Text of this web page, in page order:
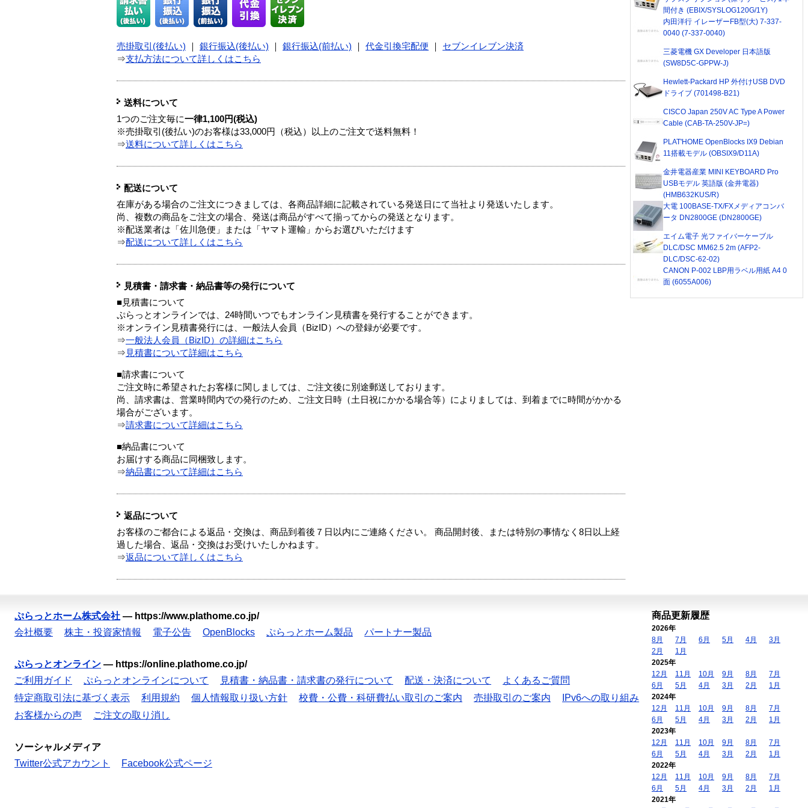
売掛取引(後払い) 銀行振込(後払い) 銀行振込(前払い) 代金引換宅配便
セブンイレブン決済
⇒支払方法について詳しくはこちら
送料について
1つのご注文毎に一律1,100円(税込)
※売掛取引(後払い)のお客様は33,000円（税込）以上のご注文で送料無料！
⇒送料について詳しくはこちら
配送について
在庫がある場合のご注文につきましては、各商品詳細に記載されている発送日にて当社より発送いたします。
尚、複数の商品をご注文の場合、発送は商品がすべて揃ってからの発送となります。
※配送業者は「佐川急便」または「ヤマト運輸」からお選びいただけます
⇒配送について詳しくはこちら
見積書・請求書・納品書等の発行について
■見積書について
ぷらっとオンラインでは、24時間いつでもオンライン見積書を発行することができます。
※オンライン見積書発行には、一般法人会員（BizID）への登録が必要です。
⇒一般法人会員（BizID）の詳細はこちら
⇒ 見積書について詳細はこちら
■請求書について
ご注文時に希望されたお客様に関しましては、ご注文後に別途郵送しております。
尚、請求書は、営業時間内での発行のため、ご注文日時（土日祝にかかる場合等）によりましては、到着までに時間がかかる
場合がございます。
⇒請求書について詳細はこちら
■納品書について
お届けする商品に同梱致します。
⇒納品書について詳細はこちら
返品について
お客様のご都合による返品・交換は、商品到着後７日以内にご連絡ください。 商品開封後、または特別の事情なく8日以上経
過した場合、返品・交換はお受けいたしかねます。
⇒返品について詳しくはこちら
間付き (EBIX/SYSLOG120G/1Y)
内田洋行 イレーザーFB型(大) 7-337-
0040 (7-337-0040)
三菱電機 GX Developer 日本語版
(SW8D5C-GPPW-J)
Hewlett-Packard HP 外付けUSB DVD
ドライブ (701498-B21)
CISCO Japan 250V AC Type A Power
Cable (CAB-TA-250V-JP=)
PLAT'HOME OpenBlocks IX9 Debian
11搭載モデル (OBSIX9/D11A)
金井電器産業 MINI KEYBOARD Pro
USBモデル 英語版 (金井電器)
(HMB632KUS/R)
大電 100BASE-TX/FXメディアコンバ
ータ DN2800GE (DN2800GE)
エイム電子 光ファイバーケーブル
DLC/DSC MM62.5 2m (AFP2-
DLC/DSC-62-02)
CANON P-002 LBP用ラベル用紙 A4 0
面 (6055A006)
ぷらっとホーム株式会社 — https://www.plathome.co.jp/
会社概要
株主・投資家情報 電子公告 OpenBlocks ぷらっとホーム製品 パートナー製品
ぷらっとオンライン — https://online.plathome.co.jp/
ご利用ガイド
ぷらっとオンラインについて 見積書・納品書・請求書の発行について 配送・決済について
よくあるご質問
特定商取引法に基づく表示
利用規約 個人情報取り扱い方針 校費・公費・科研費払い取引のご案内 売掛取引のご案内
IPv6への取り組み
お客様からの声
ご注文の取り消し
ソーシャルメディア
Twitter公式アカウント
Facebook公式ページ
商品更新履歴
2026年
8月
7月 6月 5月 4月
3月
2月
1月
2025年
12月
11月 10月 9月 8月
7月
6月
5月 4月 3月 2月
1月
2024年
12月
11月 10月 9月 8月
7月
6月
5月 4月 3月 2月
1月
2023年
12月
11月 10月 9月 8月
7月
6月
5月 4月 3月 2月
1月
2022年
12月
11月 10月 9月 8月
7月
6月
5月 4月 3月 2月
1月
2021年